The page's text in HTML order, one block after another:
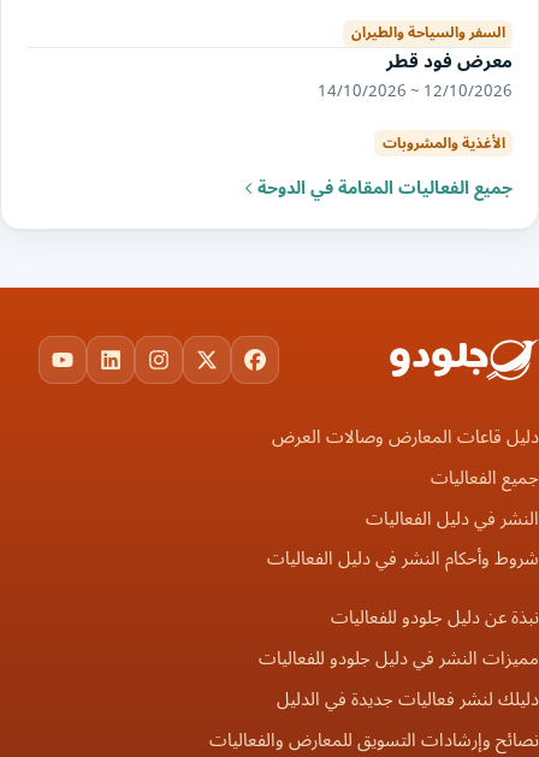
السفر والسياحة والطيران
معرض فود قطر
12/10/2026 ~ 14/10/2026
الأغذية والمشروبات
جميع الفعاليات المقامة في الدوحة
Facebook
X
Instagram
LinkedIn
دليل قاعات المعارض وصالات العرض
جميع الفعاليات
النشر في دليل الفعاليات
شروط وأحكام النشر في دليل الفعاليات
نبذة عن دليل جلودو للفعاليات
مميزات النشر في دليل جلودو للفعاليات
دليلك لنشر فعاليات جديدة في الدليل
نصائح وإرشادات التسويق للمعارض والفعاليات